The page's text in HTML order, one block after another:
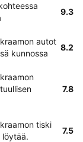
9.3
autot
kunnossa
8.2
7.8
tiski
löytää.
7.5